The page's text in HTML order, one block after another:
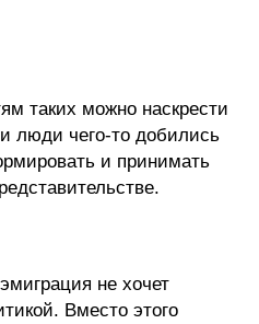
таких можно наскрести
люди чего-то добились
и принимать
не хочет
Вместо этого